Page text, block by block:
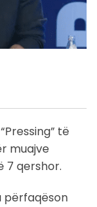
të
muajve
7 qershor.
përfaqëson